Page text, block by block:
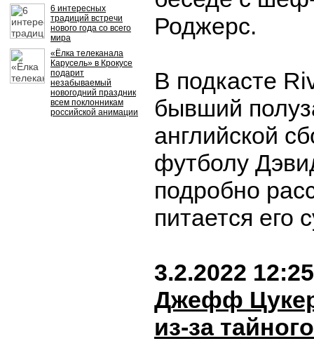
6 интересных
традиций встречи
нового года со всего
мира
«Ёлка телеканала
Карусель» в Крокусе
подарит
незабываемый
новогодний праздник
всем поклонникам
российской анимации
Роджерс.
В подкасте
бывший
английской
футболу
подробно
питается его
3.2.2022 12:25
Джефф
из-за